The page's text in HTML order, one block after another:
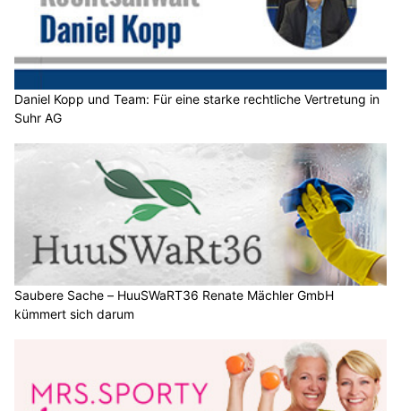
Daniel Kopp und Team: Für eine starke rechtliche Vertretung in
Suhr AG
Saubere Sache – HuuSWaRT36 Renate Mächler GmbH
kümmert sich darum